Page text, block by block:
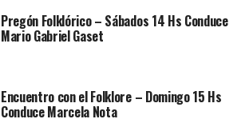
Pregón Folklórico – Sábados 14 Hs Conduce
Mario Gabriel Gaset
Encuentro con el Folklore – Domingo 15 Hs
Conduce Marcela Nota